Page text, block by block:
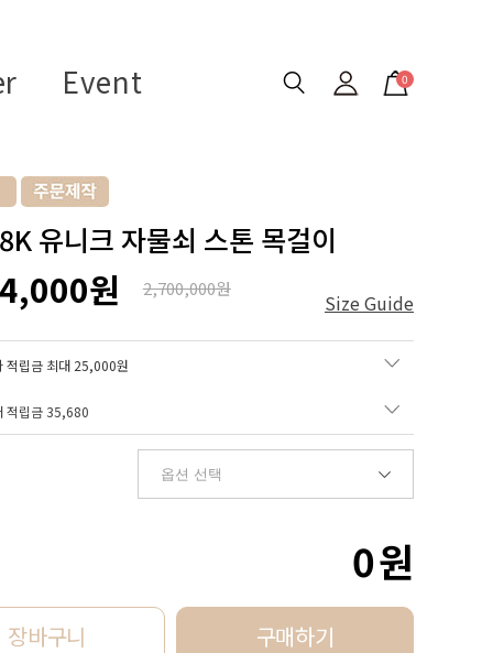
Event 0
유니크 자물쇠 스톤 목걸이
원 2,700,000원
Size Guide
적립금 최대 25,000원
적립금35,680
0원
장바구니 구매하기